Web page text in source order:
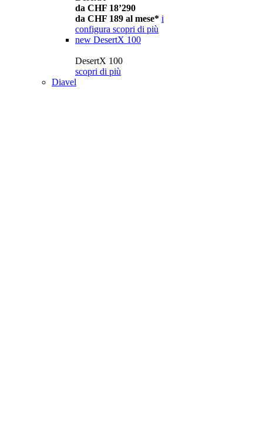
da CHF 18’290
da CHF 189 al mese* i
configura scopri di più
new DesertX 100
DesertX 100
scopri di più
Diavel